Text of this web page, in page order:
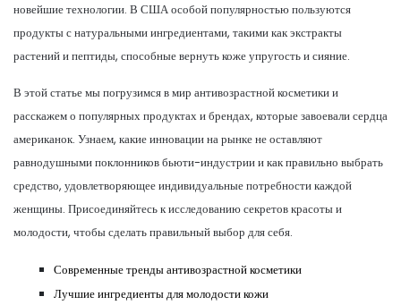
новейшие технологии. В США особой популярностью пользуются
продукты с натуральными ингредиентами, такими как экстракты
растений и пептиды, способные вернуть коже упругость и сияние.
В этой статье мы погрузимся в мир антивозрастной косметики и
расскажем о популярных продуктах и брендах, которые завоевали сердца
американок. Узнаем, какие инновации на рынке не оставляют
равнодушными поклонников бьюти-индустрии и как правильно выбрать
средство, удовлетворяющее индивидуальные потребности каждой
женщины. Присоединяйтесь к исследованию секретов красоты и
молодости, чтобы сделать правильный выбор для себя.
Современные тренды антивозрастной косметики
Лучшие ингредиенты для молодости кожи